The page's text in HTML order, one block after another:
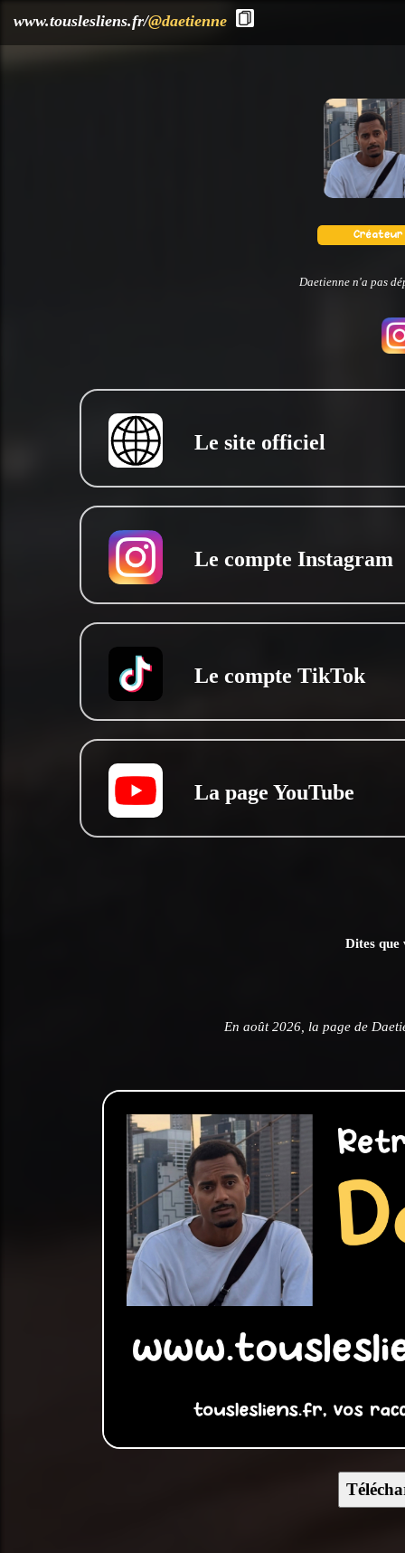
www.touslesliens.fr/@daetienne
Daetienne n'a pas
Le site officiel
Le compte Instagram
Le compte TikTok
La page YouTube
Dites que
En août 2026, la page de